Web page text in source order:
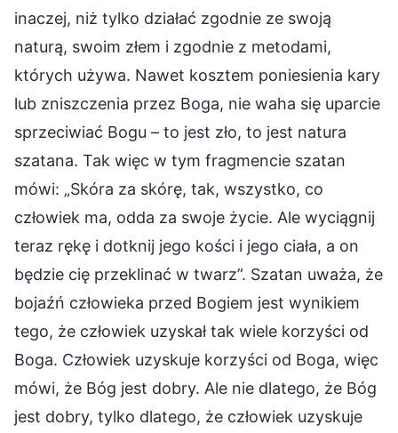
inaczej, niż tylko działać zgodnie ze swoją
naturą, swoim złem i zgodnie z metodami,
których używa. Nawet kosztem poniesienia kary
lub zniszczenia przez Boga, nie waha się uparcie
sprzeciwiać Bogu – to jest zło, to jest natura
szatana. Tak więc w tym fragmencie szatan
mówi: „Skóra za skórę, tak, wszystko, co
człowiek ma, odda za swoje życie. Ale wyciągnij
teraz rękę i dotknij jego kości i jego ciała, a on
będzie cię przeklinać w twarz”. Szatan uważa, że
bojaźń człowieka przed Bogiem jest wynikiem
tego, że człowiek uzyskał tak wiele korzyści od
Boga. Człowiek uzyskuje korzyści od Boga, więc
mówi, że Bóg jest dobry. Ale nie dlatego, że Bóg
jest dobry, tylko dlatego, że człowiek uzyskuje